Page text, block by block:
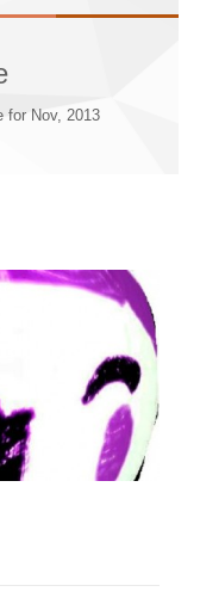
for Nov, 2013